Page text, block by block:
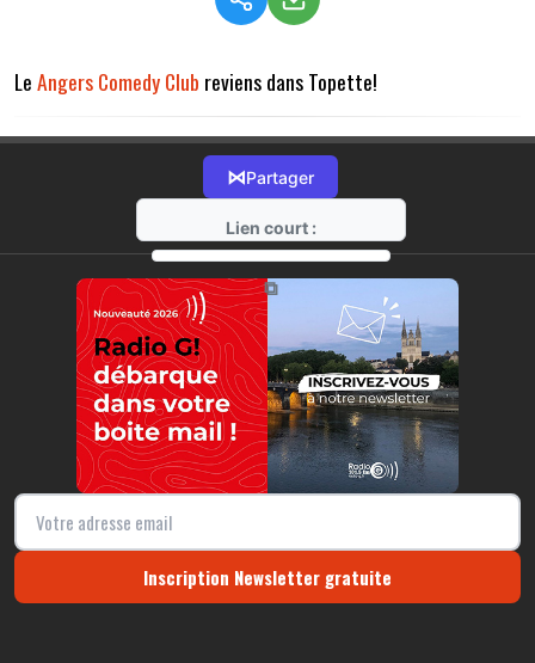
LeAngers Comedy Club reviens dans Topette!
⋈Partager
Lien court :
https://radio-g.fr?14046
⧉
Inscription Newsletter gratuite